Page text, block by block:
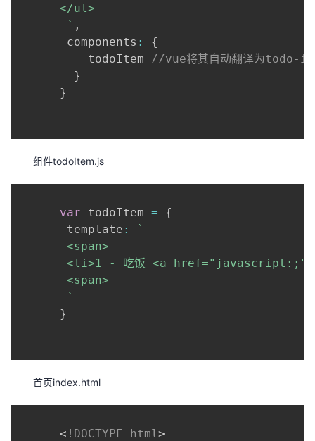
      </ul>
` ,
       components
:
{
          todoItem
//vue将其自动翻译为todo-
}
}
组件todoItem.js
var todoItem =
{
       template
:
`
       <span>
<li>1 - 吃饭 <a
       <span>
`
}
首页index.html
<! DOCTYPE html>